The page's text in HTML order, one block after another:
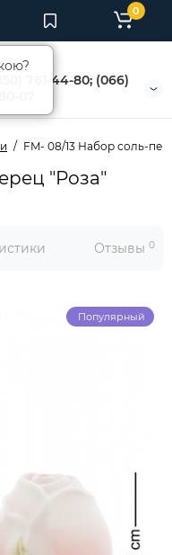
761-44-80; (066)
0
FM- 08/13 Набор соль-
"Роза"
Отзывы 0
Популярный